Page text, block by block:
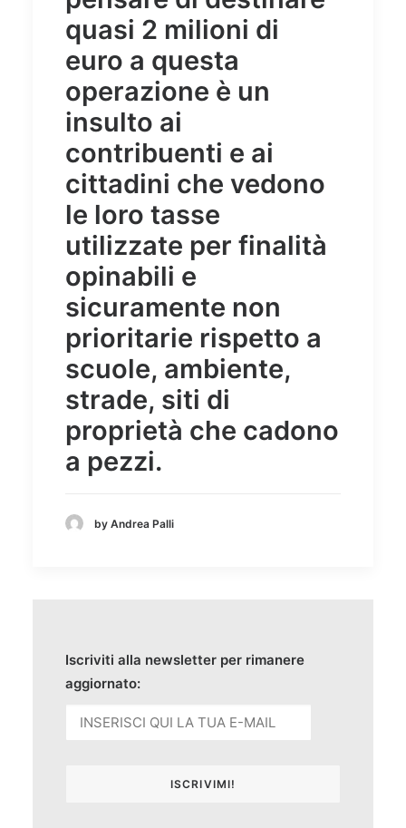
quasi 2 milioni di
euro a questa
operazione è un
insulto ai
contribuenti e ai
cittadini che vedono
le loro tasse
utilizzate per finalità
opinabili e
sicuramente non
prioritarie rispetto a
scuole, ambiente,
strade, siti di
proprietà che cadono
a pezzi.
by Andrea Palli
Iscriviti alla newsletter per rimanere
aggiornato: